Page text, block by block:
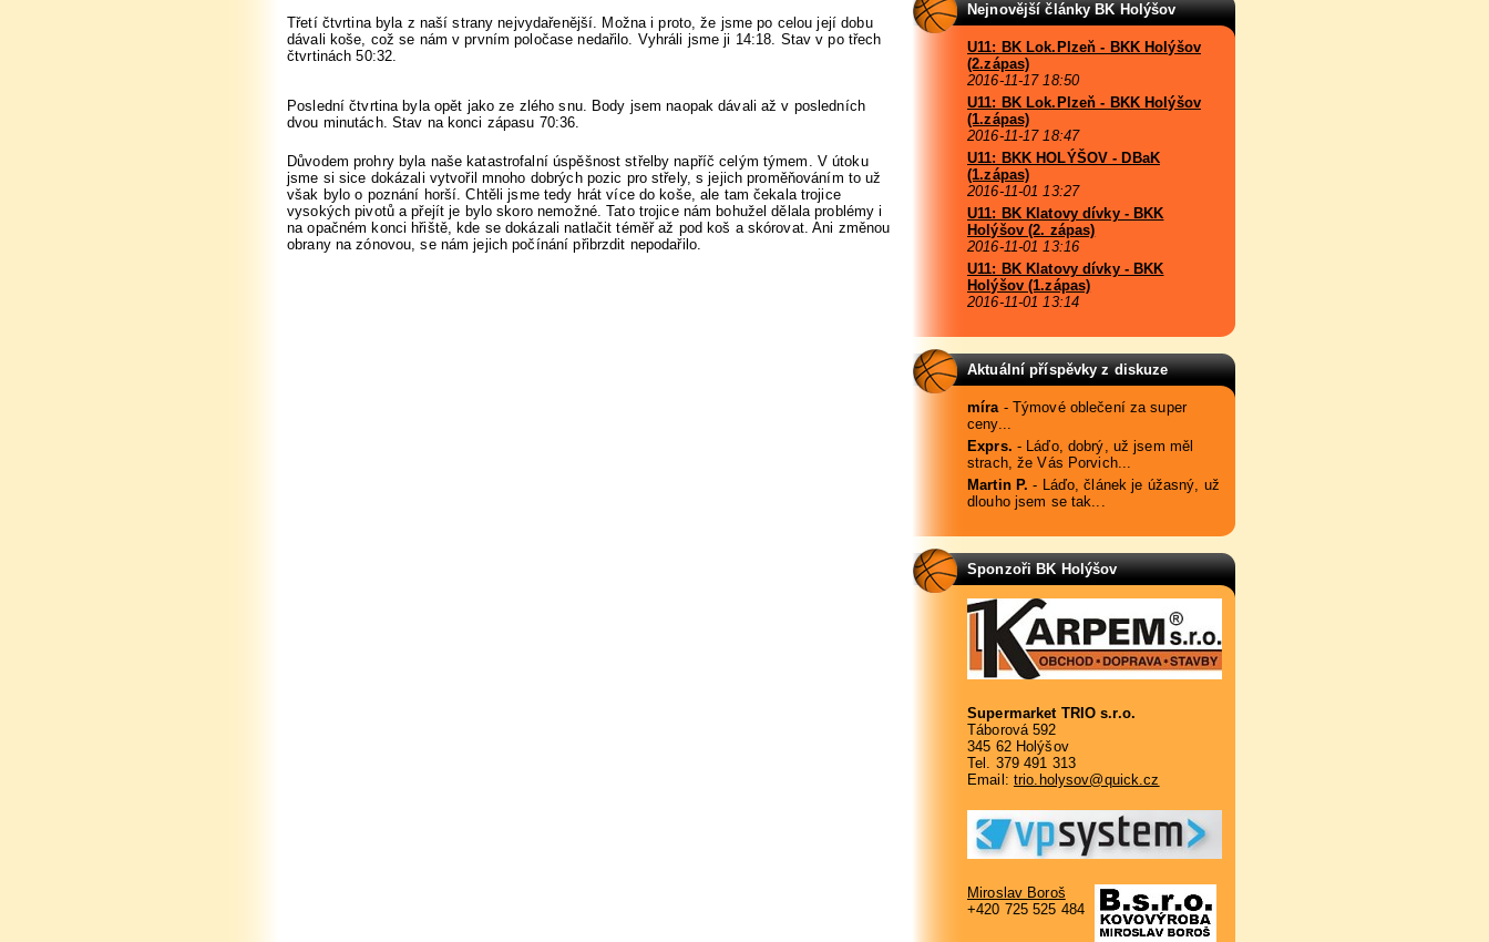
Třetí čtvrtina byla z naší strany nejvydařenější. Možna i proto, že jsme po celou její dobu
dávali koše, což se nám v prvním poločase nedařilo. Vyhráli jsme ji 14:18. Stav v po třech
čtvrtinách 50:32.
Poslední čtvrtina byla opět jako ze zlého snu. Body jsem naopak dávali až v posledních
dvou minutách. Stav na konci zápasu 70:36.
Důvodem prohry byla naše katastrofalní úspěšnost střelby napříč celým týmem. V útoku
jsme si sice dokázali vytvořil mnoho dobrých pozic pro střely, s jejich proměňováním to už
však bylo o poznání horší. Chtěli jsme tedy hrát více do koše, ale tam čekala trojice
vysokých pivotů a přejít je bylo skoro nemožné. Tato trojice nám bohužel dělala problémy i
na opačném konci hřiště, kde se dokázali natlačit téměř až pod koš a skórovat. Ani změnou
obrany na zónovou, se nám jejich počínání přibrzdit nepodařilo.
Nejnovější články BK Holýšov
U11: BK Lok.Plzeň - BKK Holýšov
(2.zápas)
2016-11-17 18:50
U11: BK Lok.Plzeň - BKK Holýšov
(1.zápas)
2016-11-17 18:47
U11: BKK HOLÝŠOV - DBaK
(1.zápas)
2016-11-01 13:27
U11: BK Klatovy dívky - BKK
Holýšov (2. zápas)
2016-11-01 13:16
U11: BK Klatovy dívky - BKK
Holýšov (1.zápas)
2016-11-01 13:14
Aktuální příspěvky z diskuze
míra- Týmové oblečení za super
ceny...
Exprs. - Láďo, dobrý, už jsem měl
strach, že Vás Porvich...
Martin P. - Láďo, článek je úžasný, už
dlouho jsem se tak...
Sponzoři BK Holýšov
Supermarket TRIO s.r.o.
Táborová 592
345 62 Holýšov
Tel. 379 491 313
Email: trio.holysov@quick.cz
Miroslav Boroš
+420 725 525 484